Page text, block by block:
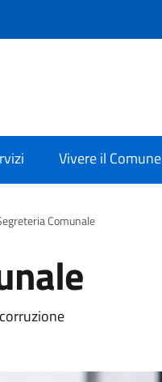
Vivere il Comune
Comunale